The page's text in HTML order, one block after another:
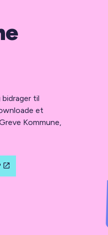
til
et
Kommune,